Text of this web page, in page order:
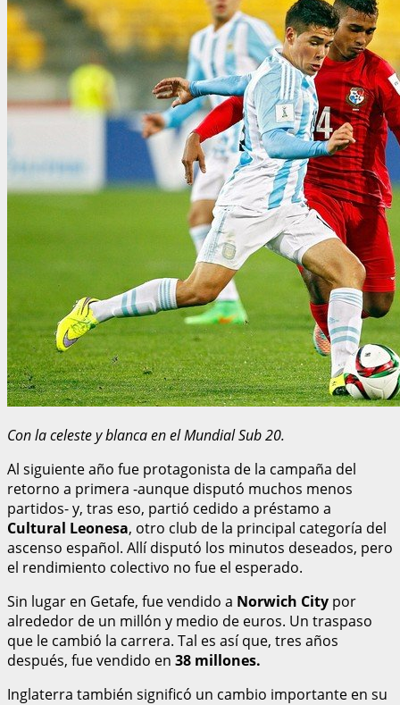
Con la celeste y blanca en el Mundial Sub 20.
Al siguiente año fue protagonista de la campaña del
retorno a primera -aunque disputó muchos menos
partidos- y, tras eso, partió cedido a préstamo a
Cultural Leonesa, otro club de la principal categoría del
ascenso español. Allí disputó los minutos deseados, pero
el rendimiento colectivo no fue el esperado.
Sin lugar en Getafe, fue vendido a Norwich City por
alrededor de un millón y medio de euros. Un traspaso
que le cambió la carrera. Tal es así que, tres años
después, fue vendido en 38 millones.
Inglaterra también significó un cambio importante en su